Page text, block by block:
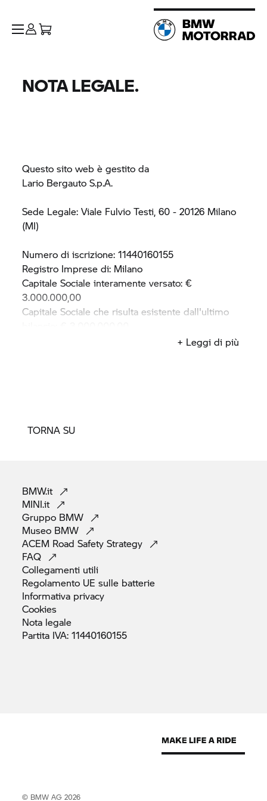
NOTA LEGALE.
Questo sito web è gestito da
Lario Bergauto S.p.A.
Sede Legale: Viale Fulvio Testi, 60 - 20126 Milano
(MI)
Numero di iscrizione: 11440160155
Registro Imprese di: Milano
Capitale Sociale interamente versato: €
3.000.000,00
Capitale Sociale che risulta esistente dall'ultimo
+ Leggi di più
TORNA SU
BMW.it
MINI.it
Gruppo BMW
Museo BMW
ACEM Road SafetyStrategy
FAQ
Collegamenti utili
Regolamento UE sulle batterie
Informativa privacy
Cookies
Nota legale
Partita IVA:11440160155
© BMW AG 2026